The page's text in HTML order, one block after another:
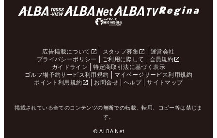
広告掲載について スタッフ募集
運営会社
プライバシーポリシー
ご利用に際して
会員規約
ガイドライン
特定商取引法に基づく表示
ゴルフ場予約サービス利用規約
マイページサービス利用規約
ポイント利用規約
お問合せ ヘルプ サイトマップ
掲載されている全てのコンテンツの無断での転載、転用、コピー等は禁じま
す。
© ALBA Net